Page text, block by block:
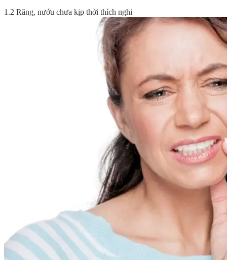
1.2 Răng, nướu chưa kịp thời thích nghi